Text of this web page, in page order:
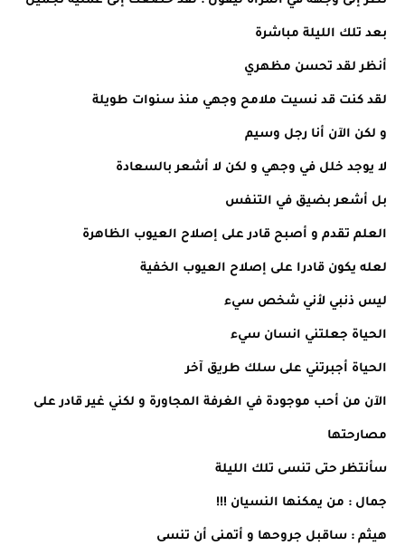
بعد تلك الليلة مباشرة
أنظر لقد تحسن مظهري
لقد كنت قد نسيت ملامح وجهي منذ سنوات طويلة
و لكن الآن أنا رجل وسيم
لا يوجد خلل في وجهي و لكن لا أشعر بالسعادة
بل أشعر بضيق في التنفس
العلم تقدم و أصبح قادر على إصلاح العيوب الظاهرة
لعله يكون قادرا على إصلاح العيوب الخفية
ليس ذنبي لأني شخص سيء
الحياة جعلتني انسان سيء
الحياة أجبرتني على سلك طريق آخر
الآن من أحب موجودة في الغرفة المجاورة و لكني غير قادر على
مصارحتها
سأنتظر حتى تنسى تلك الليلة
جمال : من يمكنها النسيان !!!
هيثم : ساقبل جروحها و أتمنى أن تنسى